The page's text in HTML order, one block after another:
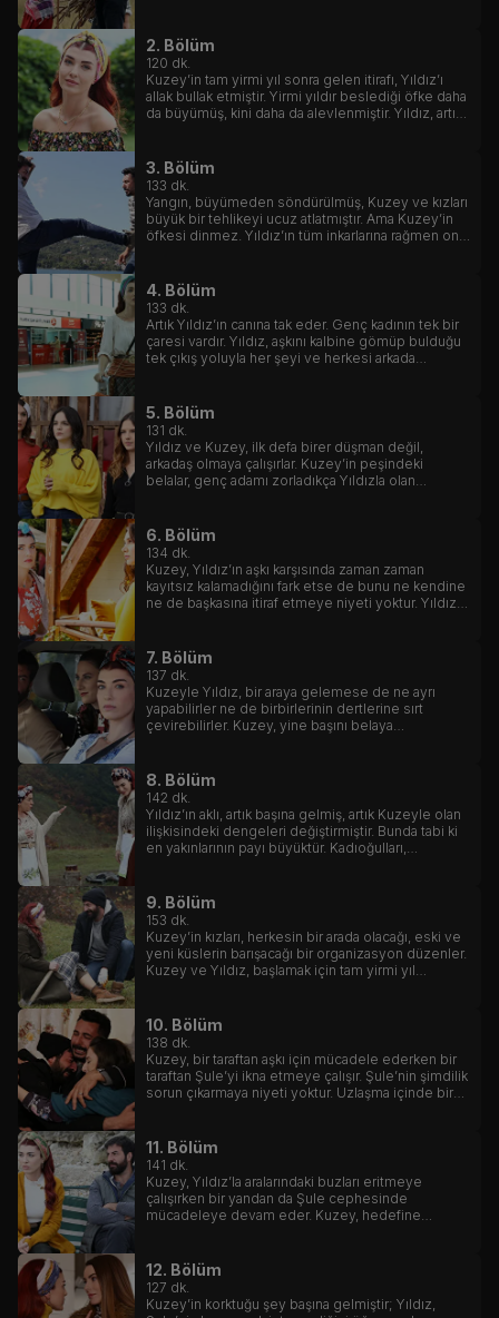
2. Bölüm
120 dk.
Kuzey’in tam yirmi yıl sonra gelen itirafı, Yıldız’ı
allak bullak etmiştir. Yirmi yıldır beslediği öfke daha
da büyümüş, kini daha da alevlenmiştir. Yıldız, artık
3. Bölüm
133 dk.
Yangın, büyümeden söndürülmüş, Kuzey ve kızları
büyük bir tehlikeyi ucuz atlatmıştır. Ama Kuzey’in
öfkesi dinmez. Yıldız’ın tüm inkarlarına rağmen onu
4. Bölüm
133 dk.
Artık Yıldız’ın canına tak eder. Genç kadının tek bir
çaresi vardır. Yıldız, aşkını kalbine gömüp bulduğu
tek çıkış yoluyla her şeyi ve herkesi arkada
5. Bölüm
131 dk.
Yıldız ve Kuzey, ilk defa birer düşman değil,
arkadaş olmaya çalışırlar. Kuzey’in peşindeki
belalar, genç adamı zorladıkça Yıldızla olan
6. Bölüm
134 dk.
Kuzey, Yıldız’ın aşkı karşısında zaman zaman
kayıtsız kalamadığını fark etse de bunu ne kendine
ne de başkasına itiraf etmeye niyeti yoktur. Yıldız
7. Bölüm
137 dk.
Kuzeyle Yıldız, bir araya gelemese de ne ayrı
yapabilirler ne de birbirlerinin dertlerine sırt
çevirebilirler. Kuzey, yine başını belaya
8. Bölüm
142 dk.
Yıldız’ın aklı, artık başına gelmiş, artık Kuzeyle olan
ilişkisindeki dengeleri değiştirmiştir. Bunda tabi ki
en yakınlarının payı büyüktür. Kadıoğulları,
9. Bölüm
153 dk.
Kuzey’in kızları, herkesin bir arada olacağı, eski ve
yeni küslerin barışacağı bir organizasyon düzenler.
Kuzey ve Yıldız, başlamak için tam yirmi yıl
10. Bölüm
138 dk.
Kuzey, bir taraftan aşkı için mücadele ederken bir
taraftan Şule’yi ikna etmeye çalışır. Şule’nin şimdilik
sorun çıkarmaya niyeti yoktur. Uzlaşma içinde bir
11. Bölüm
141 dk.
Kuzey, Yıldız’la aralarındaki buzları eritmeye
çalışırken bir yandan da Şule cephesinde
mücadeleye devam eder. Kuzey, hedefine
12. Bölüm
127 dk.
Kuzey’in korktuğu şey başına gelmiştir; Yıldız,